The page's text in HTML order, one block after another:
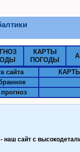
КАРТЫ
ПОГОДЫ
сайта
- наш сайт с